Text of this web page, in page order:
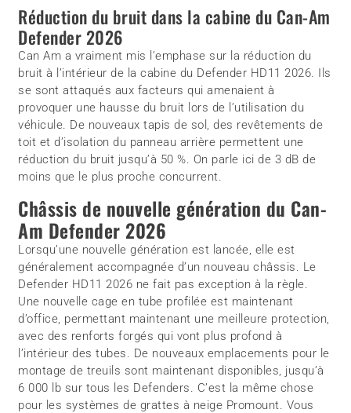
Réduction du bruit dans la cabine du Can-Am
Defender 2026
Can Am a vraiment mis l’emphase sur la réduction du
bruit à l’intérieur de la cabine du Defender HD11 2026. Ils
se sont attaqués aux facteurs qui amenaient à
provoquer une hausse du bruit lors de l’utilisation du
véhicule. De nouveaux tapis de sol, des revêtements de
toit et d’isolation du panneau arrière permettent une
réduction du bruit jusqu’à 50 %. On parle ici de 3 dB de
moins que le plus proche concurrent.
Châssis de nouvelle génération du Can-
Am Defender 2026
Lorsqu’une nouvelle génération est lancée, elle est
généralement accompagnée d’un nouveau châssis. Le
Defender HD11 2026 ne fait pas exception à la règle.
Une nouvelle cage en tube profilée est maintenant
d’office, permettant maintenant une meilleure protection,
avec des renforts forgés qui vont plus profond à
l’intérieur des tubes. De nouveaux emplacements pour le
montage de treuils sont maintenant disponibles, jusqu’à
6 000 lb sur tous les Defenders. C’est la même chose
pour les systèmes de grattes à neige Promount. Vous